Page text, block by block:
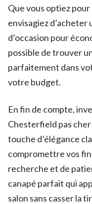
Que vous optiez
envisagiez
d’occasion pour
possible de trouver
parfaitement dans
votre budget.
En fin de compte,
Chesterfield pas
touche d’élégance
compromettre vos
recherche et de
canapé parfait qui
salon sans casser la